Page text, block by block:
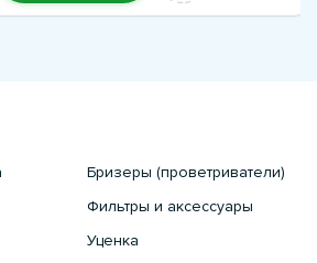
Бризеры (проветриватели)
Фильтры и аксессуары
Уценка